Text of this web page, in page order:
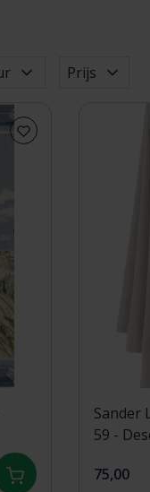
Prijs
Sander
59 -
75,00